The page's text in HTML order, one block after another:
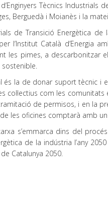
Tècnics Industrials
Berguedà i Moianès i la
de Transició Energètica
l’Institut Català d’Energia
les pimes, a
sostenible.
és la de donar suport tècnic i
col·lectius com les
de permisos, i en la
les oficines comptarà amb
s’emmarca dins del
de la indústria l’any
Catalunya 2050.